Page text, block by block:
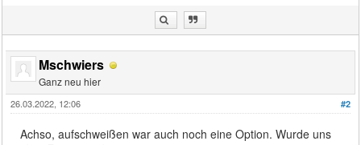
Mschwiers
Ganz neu hier
#2
26.03.2022, 12:06
Achso, aufschweißen war auch noch eine Option. Wurde uns